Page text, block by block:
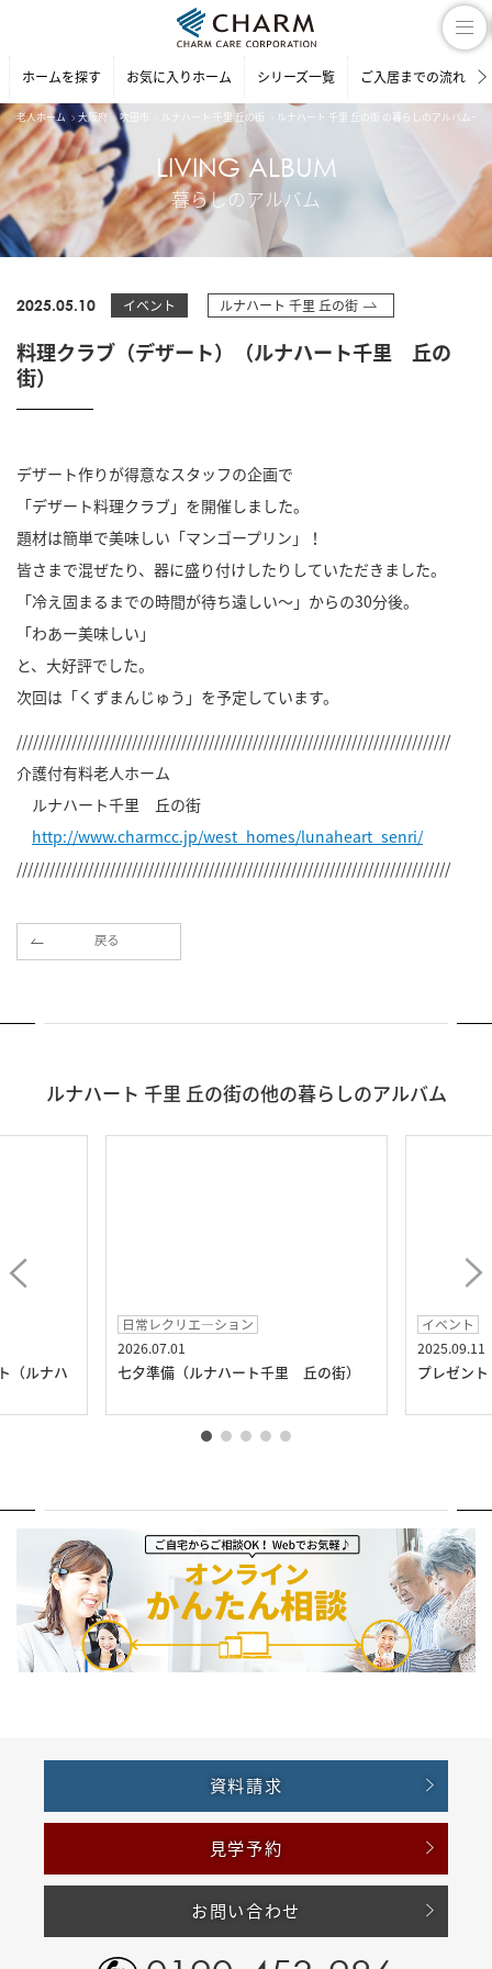
ホームを探す お気に入りホーム シリーズ一覧 ご入居までの流れ
老人ホーム 大阪府 吹田市 ルナハート 千里 丘の街 ルナハート 千里 丘の街 の暮らしのアルバム一覧
LIVING ALBUM
暮らしのアルバム
2025.05.10 イベント ルナハート 千里 丘の街
料理クラブ（デザート）（ルナハート千里 丘の
街）
デザート作りが得意なスタッフの企画で
「デザート料理クラブ」を開催しました。
題材は簡単で美味しい「マンゴープリン」！
皆さまで混ぜたり、器に盛り付けしたりしていただきました。
「冷え固まるまでの時間が待ち遠しい～」からの30分後。
「わあー美味しい」
と、大好評でした。
次回は「くずまんじゅう」を予定しています。
///////////////////////////////////////////////////////////////////////////////
介護付有料老人ホーム
ルナハート千里 丘の街
http://www.charmcc.jp/west_homes/lunaheart_senri/
///////////////////////////////////////////////////////////////////////////////
戻る
ルナハート 千里 丘の街の他の暮らしのアルバム
（ルナハ
日常レクリエ―ション
2026.07.01
七夕準備（ルナハート千里 丘の街）
イベント
2025.09.11
プレゼン
資料請求
見学予約
お問い合わせ